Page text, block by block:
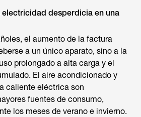
electricidad desperdicia en una
el aumento de la factura
a un único aparato, sino a la
prolongado a alta carga y el
El aire acondicionado y
caliente eléctrica son
fuentes de consumo,
los meses de verano e invierno.